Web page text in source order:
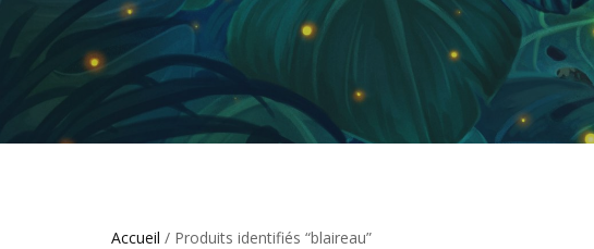
Accueil / Produits identifiés “blaireau”